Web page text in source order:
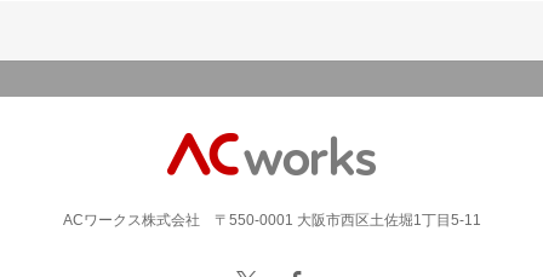
ACワークス株式会社 〒550-0001 大阪市西区土佐堀1丁目5-11